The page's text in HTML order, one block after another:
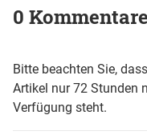
0 Kommentare
Bitte beachten Sie,
Artikel nur 72 Stunden
Verfügung steht.